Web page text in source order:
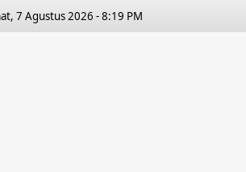
7 Agustus 2026 - 8:19 PM